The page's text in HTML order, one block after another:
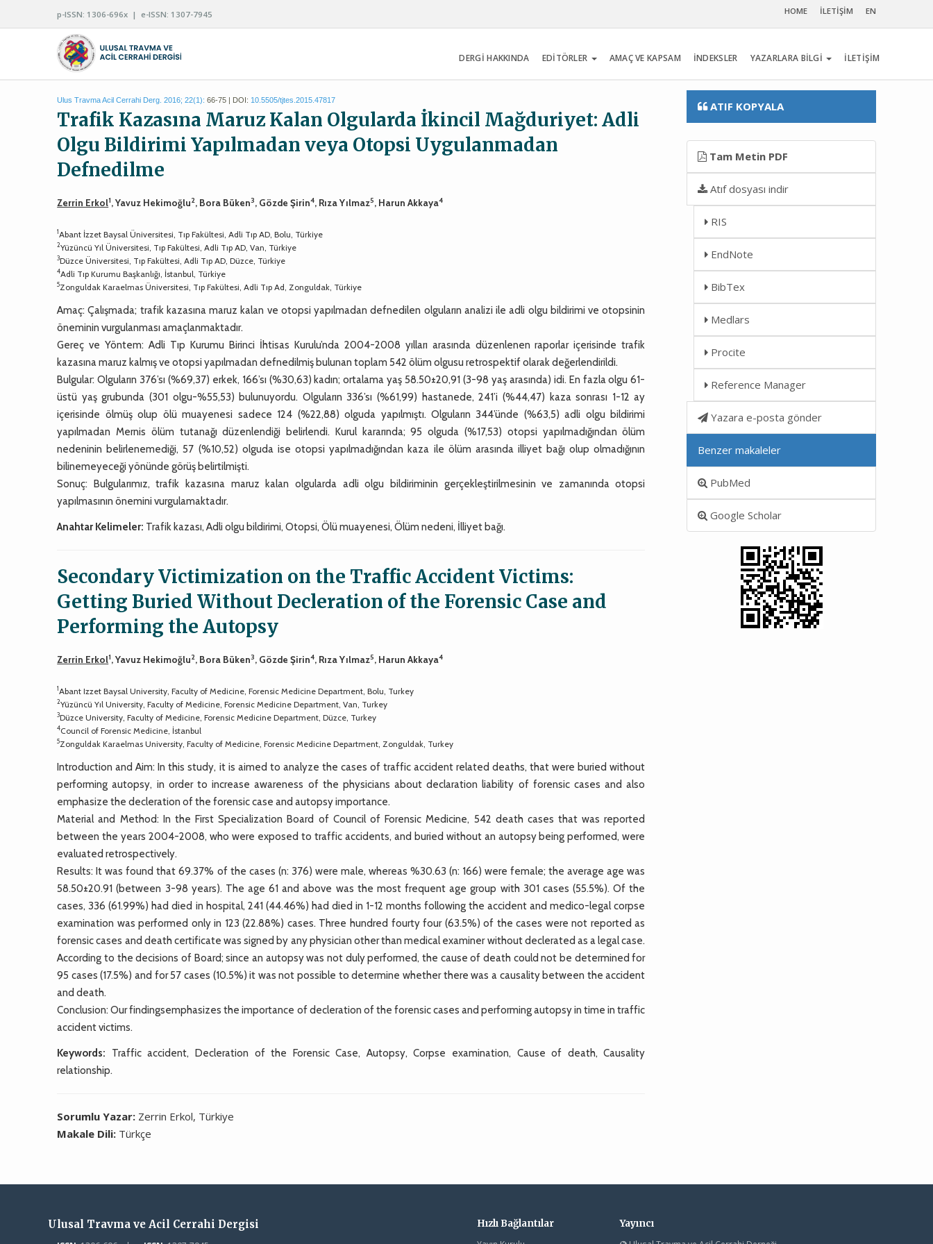
p-ISSN: 1306-696x | e-ISSN: 1307-7945 HOME İLETİŞİM EN
DERGİ HAKKINDA EDİTÖRLER AMAÇ VE KAPSAM İNDEKSLER YAZARLARA BİLGİ İLETİŞİM
Ulus Travma Acil Cerrahi Derg. 2016; 22(1): 66-75 | DOI: 10.5505/tjtes.2015.47817
Trafik Kazasına Maruz Kalan Olgularda İkincil Mağduriyet: Adli
Olgu Bildirimi Yapılmadan veya Otopsi Uygulanmadan
Defnedilme
Zerrin Erkol1, Yavuz Hekimoğlu2, Bora Büken3, Gözde Şirin4, Rıza Yılmaz5, Harun Akkaya4
1Abant İzzet Baysal Üniversitesi, Tıp Fakültesi, Adli Tıp AD, Bolu, Türkiye
2Yüzüncü Yıl Üniversitesi, Tıp Fakültesi, Adli Tıp AD, Van, Türkiye
3Düzce Üniversitesi, Tıp Fakültesi, Adli Tıp AD, Düzce, Türkiye
4Adli Tıp Kurumu Başkanlığı, İstanbul, Türkiye
5Zonguldak Karaelmas Üniversitesi, Tıp Fakültesi, Adli Tıp Ad, Zonguldak, Türkiye
Amaç: Çalışmada; trafik kazasına maruz kalan ve otopsi yapılmadan defnedilen olguların analizi ile adli olgu bildirimi ve otopsinin
öneminin vurgulanması amaçlanmaktadır.
Gereç ve Yöntem: Adli Tıp Kurumu Birinci İhtisas Kurulu’nda 2004-2008 yılları arasında düzenlenen raporlar içerisinde trafik
kazasına maruz kalmış ve otopsi yapılmadan defnedilmiş bulunan toplam 542 ölüm olgusu retrospektif olarak değerlendirildi.
Bulgular: Olguların 376’sı (%69,37) erkek, 166’sı (%30,63) kadın; ortalama yaş 58.50±20,91 (3-98 yaş arasında) idi. En fazla olgu 61-
üstü yaş grubunda (301 olgu-%55,53) bulunuyordu. Olguların 336’sı (%61,99) hastanede, 241’i (%44,47) kaza sonrası 1-12 ay
içerisinde ölmüş olup ölü muayenesi sadece 124 (%22,88) olguda yapılmıştı. Olguların 344’ünde (%63,5) adli olgu bildirimi
yapılmadan Mernis ölüm tutanağı düzenlendiği belirlendi. Kurul kararında; 95 olguda (%17,53) otopsi yapılmadığından ölüm
nedeninin belirlenemediği, 57 (%10,52) olguda ise otopsi yapılmadığından kaza ile ölüm arasında illiyet bağı olup olmadığının
bilinemeyeceği yönünde görüş belirtilmişti.
Sonuç: Bulgularımız, trafik kazasına maruz kalan olgularda adli olgu bildiriminin gerçekleştirilmesinin ve zamanında otopsi
yapılmasının önemini vurgulamaktadır.
Anahtar Kelimeler: Trafik kazası, Adli olgu bildirimi, Otopsi, Ölü muayenesi, Ölüm nedeni, İlliyet bağı.
Secondary Victimization on the Traffic Accident Victims:
Getting Buried Without Decleration of the Forensic Case and
Performing the Autopsy
Zerrin Erkol1, Yavuz Hekimoğlu2, Bora Büken3, Gözde Şirin4, Rıza Yılmaz5, Harun Akkaya4
1Abant Izzet Baysal University, Faculty of Medicine, Forensic Medicine Department, Bolu, Turkey
2Yüzüncü Yıl University, Faculty of Medicine, Forensic Medicine Department, Van, Turkey
3Düzce University, Faculty of Medicine, Forensic Medicine Department, Düzce, Turkey
4Council of Forensic Medicine, İstanbul
5Zonguldak Karaelmas University, Faculty of Medicine, Forensic Medicine Department, Zonguldak, Turkey
Introduction and Aim: In this study, it is aimed to analyze the cases of traffic accident related deaths, that were buried without
performing autopsy, in order to increase awareness of the physicians about declaration liability of forensic cases and also
emphasize the decleration of the forensic case and autopsy importance.
Material and Method: In the First Specialization Board of Council of Forensic Medicine, 542 death cases that was reported
between the years 2004-2008, who were exposed to traffic accidents, and buried without an autopsy being performed, were
evaluated retrospectively.
Results: It was found that 69.37% of the cases (n: 376) were male, whereas %30.63 (n: 166) were female; the average age was
58.50±20.91 (between 3-98 years). The age 61 and above was the most frequent age group with 301 cases (55.5%). Of the
cases, 336 (61.99%) had died in hospital, 241 (44.46%) had died in 1-12 months following the accident and medico-legal corpse
examination was performed only in 123 (22.88%) cases. Three hundred fourty four (63.5%) of the cases were not reported as
forensic cases and death certificate was signed by any physician other than medical examiner without declerated as a legal case.
According to the decisions of Board; since an autopsy was not duly performed, the cause of death could not be determined for
95 cases (17.5%) and for 57 cases (10.5%) it was not possible to determine whether there was a causality between the accident
and death.
Conclusion: Our findingsemphasizes the importance of decleration of the forensic cases and performing autopsy in time in traffic
accident victims.
Keywords: Traffic accident, Decleration of the Forensic Case, Autopsy, Corpse examination, Cause of death, Causality
relationship.
Sorumlu Yazar: Zerrin Erkol, Türkiye
Makale Dili: Türkçe
ATIF KOPYALA
Tam Metin PDF
Atıf dosyası indir
RIS
EndNote
BibTex
Medlars
Procite
Reference Manager
Yazara e-posta gönder
Benzer makaleler
PubMed
Google Scholar
Ulusal Travma ve Acil Cerrahi Dergisi Hızlı Bağlantılar Yayıncı